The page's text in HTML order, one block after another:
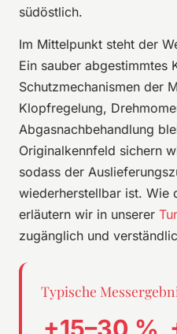
südöstlich.
Im Mittelpunkt steht der
Ein sauber abgestimmtes
Schutzmechanismen der
Klopfregelung,
Abgasnachbehandlung
Originalkennfeld sichern
sodass der
wiederherstellbar ist. Wie
erläutern wir in unserer
zugänglich und
Typische
+15–30 %